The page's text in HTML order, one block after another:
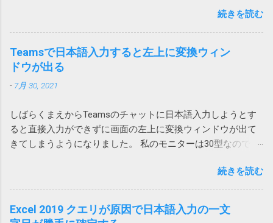
は、列が少ないテーブルを下に配置すること
ため問題ありません。 そういうレイアウトに
とりあえずいいかとなった気がします。 ロー
生しないことを祈ります。 原因はAdobe
つのアドインをオフにしたところ、改善しま
した。 Adobe Acrobat のアドインはろくなこ
とをしません。 解除の仕方は次のページをご
Outlookがプロパティの変更を通知 アドインで
という連絡があったので、再度アドインをオ
ると拡大できます。 ダウンロードアクション
を使用する Power Automate Desktopにはその
ものズバリの「Webからダウンロードします」
行するとエラーが発生し「Chrome を使用した
ファイルのダウンロードはサポートされてい
ません。オートメーション ブラウザーの使用
を検討してください」と言われてしまいま
す。 そうなんだ、では、とEdgeやIE（Internet
の起動モードの一つでした。 それではと、オ
関するお詫びと回収のお知らせ | アンカー・ジャパン
(ankerjapan.com) そして、うちで使っていたのも PowerCore
20000 でした！？ キャンプ用にAnker PowerCore Essential
20000を購入 これ。姪にあげようと思ったら膨らんでいたの
で Anker Store 東京ミッドタウン八重洲に回収してもらいまし
た。 現在Amazonで販売されている PowerCore 20000 は
https://amzn.asia/d/hkiQ5Y2 果たして、うちで使っていたアレ
が回収対象だったのかどうか… Amazonから購入しているの
で、回収対象だったらメールが来ていたと思いたいです。
続きを読む
Teamsで日本語入力すると左上に変換ウィン
ドウが出る
- 7月 30, 2021
しばらくまえからTeamsのチャットに日本語入力しようとす
ると直接入力ができずに画面の左上に変換ウィンドウが出て
きてしまうようになりました。 私のモニターは30型なので
い。 使っているうちに直るときもあるけれどしばしば発生し
てイラッとしていました。 そうこうするうちに職場内からも
問い合わせがあったのでMicrosoftに問い合わせてみました。
その結果、Microsoftでも現象を再現することができ、Teams
続きを読む
Excel 2019 クエリが原因で日本語入力の一文